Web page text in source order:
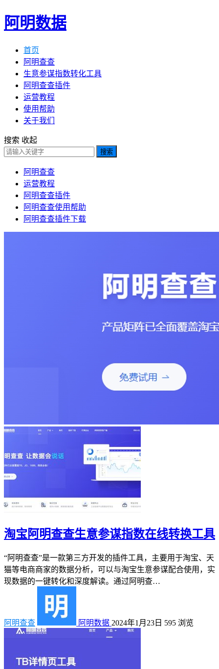
阿明数据
首页
阿明查查
生意参谋指数转化工具
阿明查查插件
运营教程
使用帮助
关于我们
搜索 收起
搜索
阿明查查
运营教程
阿明查查插件
阿明查查使用帮助
阿明查查插件下载
淘宝阿明查查生意参谋指数在线转换工具
“阿明查查”是一款第三方开发的插件工具，主要用于淘宝、天
猫等电商商家的数据分析，可以与淘宝生意参谋配合使用，实
现数据的一键转化和深度解读。通过阿明查…
阿明查查 阿明数据 2024年1月23日 595 浏览